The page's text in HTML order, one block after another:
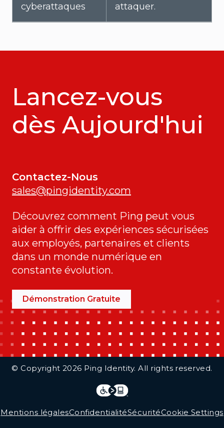
cyberattaques
attaquer.
Lancez-vous
dès Aujourd'hui
Contactez-Nous
sales@pingidentity.com
Découvrez comment Ping peut vous
aider à offrir des expériences sécurisées
aux employés, partenaires et clients
dans un monde numérique en
constante évolution.
Démonstration Gratuite
© Copyright 2026 Ping Identity. All rights reserved.
Mentions légalesConfidentialitéSécuritéCookie Settings